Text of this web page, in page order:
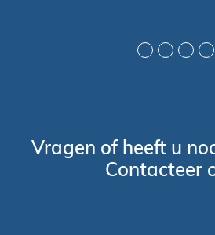
Vragen of heeft u
Contacteer